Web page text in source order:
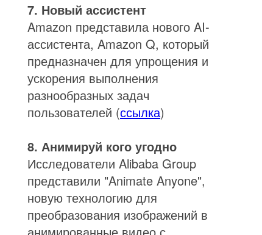
7. Новый ассистент
Amazon представила нового AI-
ассистента, Amazon Q, который
предназначен для упрощения и
ускорения выполнения
разнообразных задач
пользователей (ссылка)
8. Анимируй кого угодно
Исследователи Alibaba Group
представили "Animate Anyone",
новую технологию для
преобразования изображений в